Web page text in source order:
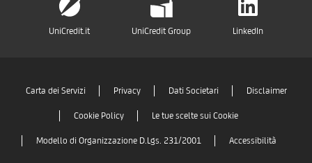
UniCredit.it UniCredit Group LinkedIn
Carta dei Servizi Privacy Dati Societari Disclaimer
Cookie Policy Le tue scelte sui Cookie
Modello di Organizzazione D.Lgs. 231/2001 Accessibilità